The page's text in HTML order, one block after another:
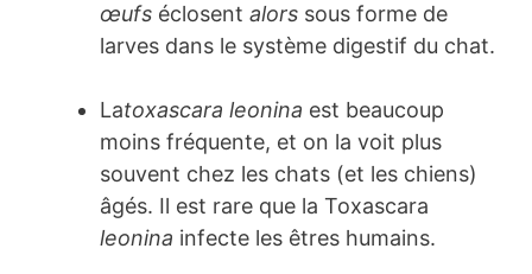
œufs éclosent alors sous forme de
larves dans le système digestif du chat.
Latoxascara leonina est beaucoup
moins fréquente, et on la voit plus
souvent chez les chats (et les chiens)
âgés. Il est rare que la Toxascara
leonina infecte les êtres humains.